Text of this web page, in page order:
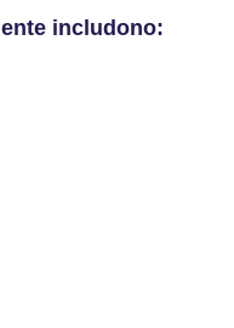
includono: